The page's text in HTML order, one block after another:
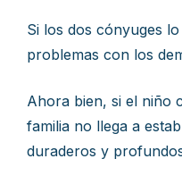
Si los dos cónyuges
problemas con los
Ahora bien, si el niño
familia no llega a
duraderos y